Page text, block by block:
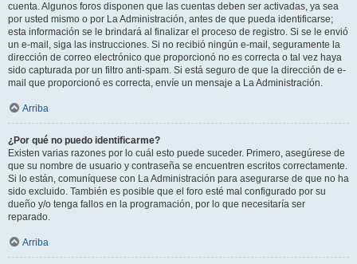
cuenta. Algunos foros disponen que las cuentas deben ser activadas, ya sea
por usted mismo o por La Administración, antes de que pueda identificarse;
esta información se le brindará al finalizar el proceso de registro. Si se le envió
un e-mail, siga las instrucciones. Si no recibió ningún e-mail, seguramente la
dirección de correo electrónico que proporcionó no es correcta o tal vez haya
sido capturada por un filtro anti-spam. Si está seguro de que la dirección de e-
mail que proporcionó es correcta, envíe un mensaje a La Administración.
Arriba
¿Por qué no puedo identificarme?
Existen varias razones por lo cuál esto puede suceder. Primero, asegúrese de
que su nombre de usuario y contraseña se encuentren escritos correctamente.
Si lo están, comuníquese con La Administración para asegurarse de que no ha
sido excluido. También es posible que el foro esté mal configurado por su
dueño y/o tenga fallos en la programación, por lo que necesitaría ser
reparado.
Arriba